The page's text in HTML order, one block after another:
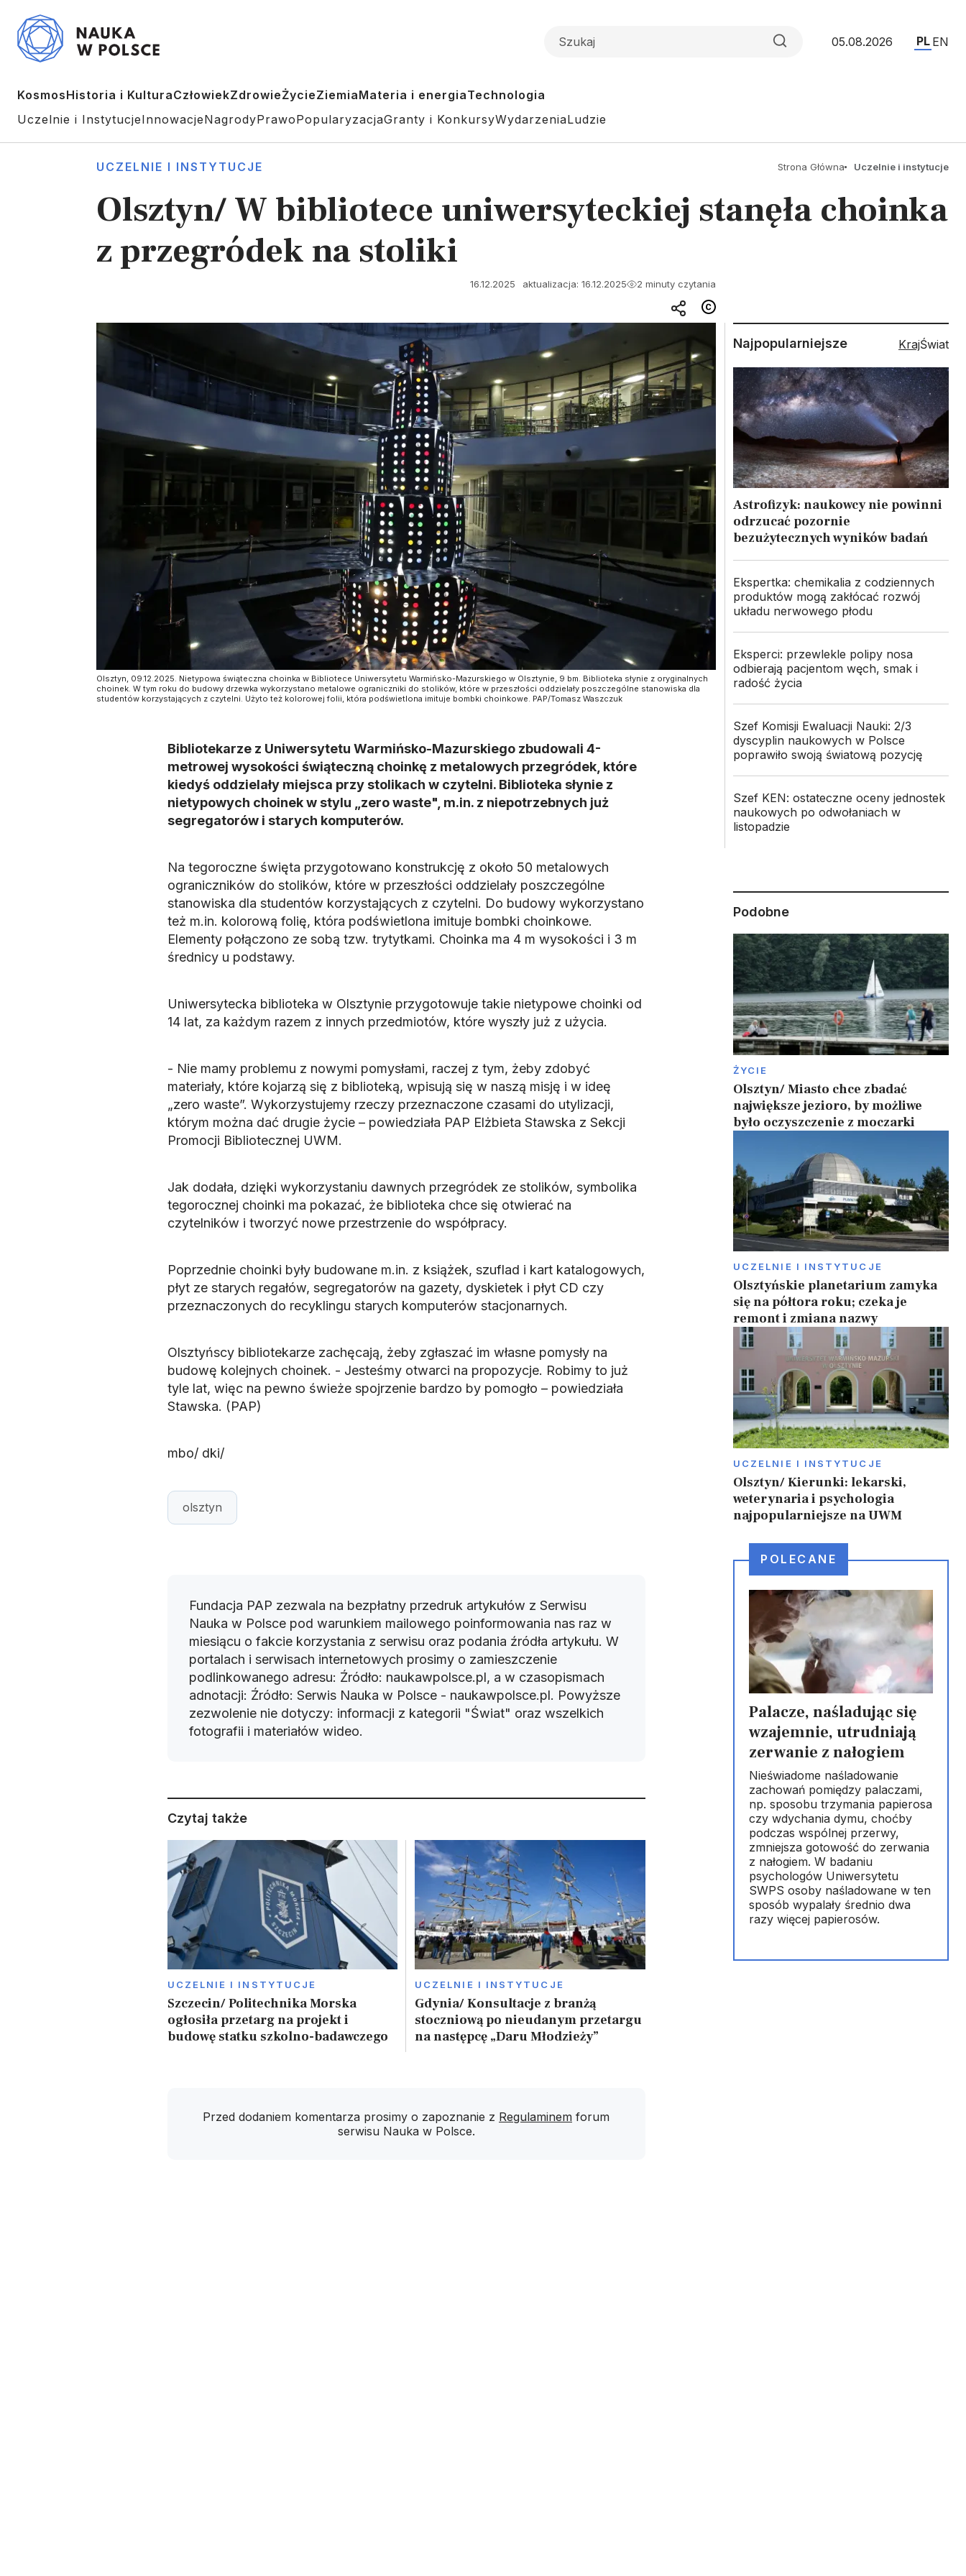
05.08.2026 PL EN
KosmosHistoria i KulturaCzłowiekZdrowieŻycieZiemiaMateria i energiaTechnologia
Uczelnie i InstytucjeInnowacjeNagrodyPrawoPopularyzacjaGranty i KonkursyWydarzeniaLudzie
UCZELNIE I INSTYTUCJE Strona Główna Uczelnie i instytucje
Olsztyn/ W bibliotece uniwersyteckiej stanęła choinka
z przegródek na stoliki
16.12.2025 aktualizacja: 16.12.2025 2 minuty czytania
Olsztyn, 09.12.2025. Nietypowa świąteczna choinka w Bibliotece Uniwersytetu Warmińsko-Mazurskiego w Olsztynie, 9 bm. Biblioteka słynie z oryginalnych
choinek. W tym roku do budowy drzewka wykorzystano metalowe ograniczniki do stolików, które w przeszłości oddzielały poszczególne stanowiska dla
studentów korzystających z czytelni. Użyto też kolorowej folii, która podświetlona imituje bombki choinkowe. PAP/Tomasz Waszczuk
Bibliotekarze z Uniwersytetu Warmińsko-Mazurskiego zbudowali 4-
metrowej wysokości świąteczną choinkę z metalowych przegródek, które
kiedyś oddzielały miejsca przy stolikach w czytelni. Biblioteka słynie z
nietypowych choinek w stylu „zero waste", m.in. z niepotrzebnych już
segregatorów i starych komputerów.
Na tegoroczne święta przygotowano konstrukcję z około 50 metalowych
ograniczników do stolików, które w przeszłości oddzielały poszczególne
stanowiska dla studentów korzystających z czytelni. Do budowy wykorzystano
też m.in. kolorową folię, która podświetlona imituje bombki choinkowe.
Elementy połączono ze sobą tzw. trytytkami. Choinka ma 4 m wysokości i 3 m
średnicy u podstawy.
Uniwersytecka biblioteka w Olsztynie przygotowuje takie nietypowe choinki od
14 lat, za każdym razem z innych przedmiotów, które wyszły już z użycia.
- Nie mamy problemu z nowymi pomysłami, raczej z tym, żeby zdobyć
materiały, które kojarzą się z biblioteką, wpisują się w naszą misję i w ideę
„zero waste”. Wykorzystujemy rzeczy przeznaczone czasami do utylizacji,
którym można dać drugie życie – powiedziała PAP Elżbieta Stawska z Sekcji
Promocji Bibliotecznej UWM.
Jak dodała, dzięki wykorzystaniu dawnych przegródek ze stolików, symbolika
tegorocznej choinki ma pokazać, że biblioteka chce się otwierać na
czytelników i tworzyć nowe przestrzenie do współpracy.
Poprzednie choinki były budowane m.in. z książek, szuflad i kart katalogowych,
płyt ze starych regałów, segregatorów na gazety, dyskietek i płyt CD czy
przeznaczonych do recyklingu starych komputerów stacjonarnych.
Olsztyńscy bibliotekarze zachęcają, żeby zgłaszać im własne pomysły na
budowę kolejnych choinek. - Jesteśmy otwarci na propozycje. Robimy to już
tyle lat, więc na pewno świeże spojrzenie bardzo by pomogło – powiedziała
Stawska. (PAP)
mbo/ dki/
olsztyn
Fundacja PAP zezwala na bezpłatny przedruk artykułów z Serwisu
Nauka w Polsce pod warunkiem mailowego poinformowania nas raz w
miesiącu o fakcie korzystania z serwisu oraz podania źródła artykułu. W
portalach i serwisach internetowych prosimy o zamieszczenie
podlinkowanego adresu: Źródło: naukawpolsce.pl, a w czasopismach
adnotacji: Źródło: Serwis Nauka w Polsce - naukawpolsce.pl. Powyższe
zezwolenie nie dotyczy: informacji z kategorii "Świat" oraz wszelkich
fotografii i materiałów wideo.
Czytaj także
UCZELNIE I INSTYTUCJE
Szczecin/ Politechnika Morska
ogłosiła przetarg na projekt i
budowę statku szkolno-badawczego
UCZELNIE I INSTYTUCJE
Gdynia/ Konsultacje z branżą
stoczniową po nieudanym przetargu
na następcę „Daru Młodzieży”
Przed dodaniem komentarza prosimy o zapoznanie z Regulaminem forum
serwisu Nauka w Polsce.
Najpopularniejsze KrajŚwiat
Astrofizyk: naukowcy nie powinni
odrzucać pozornie
bezużytecznych wyników badań
Ekspertka: chemikalia z codziennych
produktów mogą zakłócać rozwój
układu nerwowego płodu
Eksperci: przewlekle polipy nosa
odbierają pacjentom węch, smak i
radość życia
Szef Komisji Ewaluacji Nauki: 2/3
dyscyplin naukowych w Polsce
poprawiło swoją światową pozycję
Szef KEN: ostateczne oceny jednostek
naukowych po odwołaniach w
listopadzie
Podobne
ŻYCIE
Olsztyn/ Miasto chce zbadać
największe jezioro, by możliwe
było oczyszczenie z moczarki
UCZELNIE I INSTYTUCJE
Olsztyńskie planetarium zamyka
się na półtora roku; czeka je
remont i zmiana nazwy
UCZELNIE I INSTYTUCJE
Olsztyn/ Kierunki: lekarski,
weterynaria i psychologia
najpopularniejsze na UWM
POLECANE
Palacze, naśladując się
wzajemnie, utrudniają
zerwanie z nałogiem
Nieświadome naśladowanie
zachowań pomiędzy palaczami,
np. sposobu trzymania papierosa
czy wdychania dymu, choćby
podczas wspólnej przerwy,
zmniejsza gotowość do zerwania
z nałogiem. W badaniu
psychologów Uniwersytetu
SWPS osoby naśladowane w ten
sposób wypalały średnio dwa
razy więcej papierosów.